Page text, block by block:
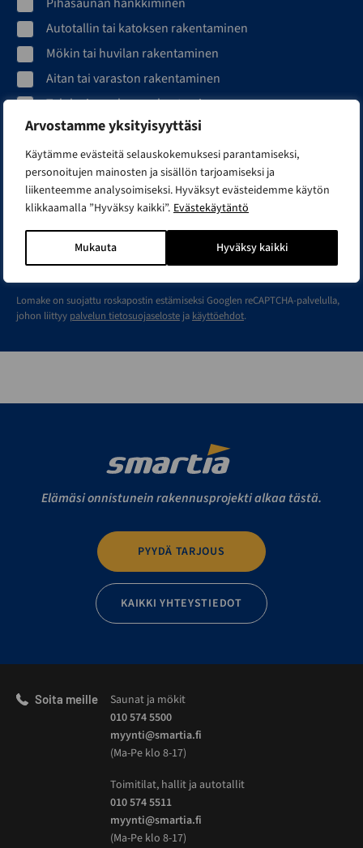
Arvostamme yksityisyyttäsi
Käytämme evästeitä selauskokemuksesi parantamiseksi,
personoitujen mainosten ja sisällön tarjoamiseksi ja
liikenteemme analysoimiseksi. Hyväksyt evästeidemme käytön
klikkaamalla ”Hyväksy kaikki”. Evästekäytäntö
Mukauta Hyväksy kaikki
Autotallin tai katoksen rakentaminen
Mökin tai huvilan rakentaminen
Aitan tai varaston rakentaminen
Talolaajennuksen rakentaminen
Olen tutustunut tietosuojaselosteeseenja hyväksyn
henkilötietojeni käsittelyn siinä kuvatulla tavalla.
Lomake on suojattu roskapostin estämiseksi Googlen reCAPTCHA-palvelulla,
johon liittyy palvelun tietosuojaseloste ja käyttöehdot.
Elämäsi onnistunein rakennusprojekti alkaa tästä.
PYYDÄ TARJOUS
KAIKKI YHTEYSTIEDOT
Soita meille
Saunat ja mökit
010 574 5500
myynti@smartia.fi
(Ma-Pe klo 8-17)
Toimitilat, hallit ja autotallit
010 574 5511
myynti@smartia.fi
(Ma-Pe klo 8-17)